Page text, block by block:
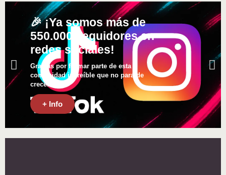
🎉 ¡Ya somos más de
550.000 seguidoresen
redes sociales!
Gracias por formar parte de esta
comunidad increíble que no para de
crecer.
+ Info